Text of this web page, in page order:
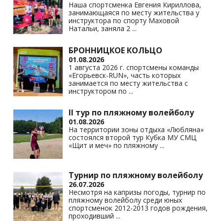
ni
ki
Наша спортсменка Евгения Кириллова,
занимающаяся по месту жительства у
инструктора по спорту Маховой
Натальи, заняла 2 ...
БРОННИЦКОЕ КОЛЬЦО
01.08.2026
1 августа 2026 г. спортсмены команды
«Егорьевск-RUN», часть которых
занимается по месту жительства с
инструктором по ...
II тур по пляжному волейболу
01.08.2026
На территории зоны отдыха «Любляна»
состоялся второй тур Кубка МУ СМЦ
«Щит и меч» по пляжному ...
Турнир по пляжному волейболу
26.07.2026
Несмотря на капризы погоды, турнир по
пляжному волейболу среди юных
спортсменок 2012-2013 годов рождения,
проходивший ...